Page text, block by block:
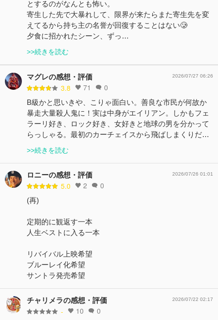
とするのがなんとも怖い。
寄生した先で大暴れして、限界が来たらまた寄生先を変
えてるから持ち主の名誉が回復することはない🥲
夕食に招かれたシーン、ずっ…
>>続きを読む
マグレの感想・評価
3.8 71 0
2026/07/27 06:26
B級かと思いきや、こりゃ面白い。善良な市民が何故か
暴走大量殺人鬼に！実は中身がエイリアン。しかもフェ
ラーリ好き、ロック好き、女好きと地球の男を分かって
らっしゃる。最初のカーチェイスから飛ばしまくりだ…
>>続きを読む
ロニーの感想・評価
5.0 2 0
2026/07/26 01:01
(再)
定期的に観返す一本
人生ベストに入る一本
リバイバル上映希望
ブルーレイ化希望
サントラ発売希望
チャリメラの感想・評価
- 10 0
2026/07/22 02:17